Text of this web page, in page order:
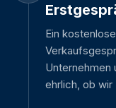
Ein
Unternehmen
ehrlich, ob wir